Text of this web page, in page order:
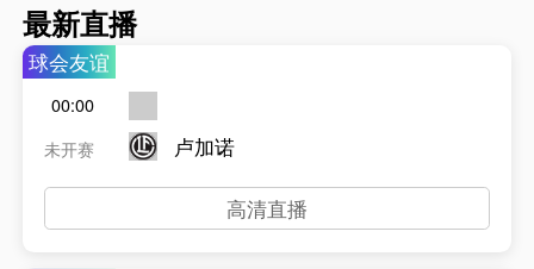
最新直播
球会友谊
00:00
未开赛
卢加诺
高清直播